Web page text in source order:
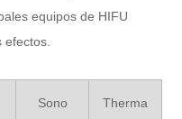
equipos de HIFU
efectos.
Sono
Therma